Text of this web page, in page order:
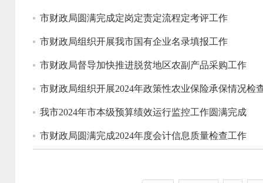
市财政局圆满完成定岗定责定流程定考评工作
市财政局组织开展我市国有企业名录填报工作
市财政局督导加快推进脱贫地区农副产品采购工作
市财政局组织开展2024年政策性农业保险承保情况检
我市2024年市本级预算绩效运行监控工作圆满完成
市财政局圆满完成2024年度会计信息质量检查工作